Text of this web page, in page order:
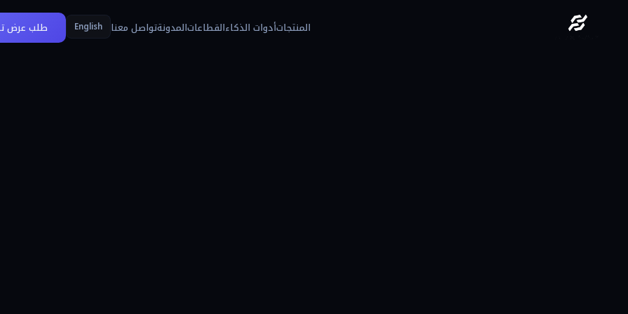
المنتجاتأدوات الذكاءالقطاعاتالمدونةتواصل معنا English طلب عرض